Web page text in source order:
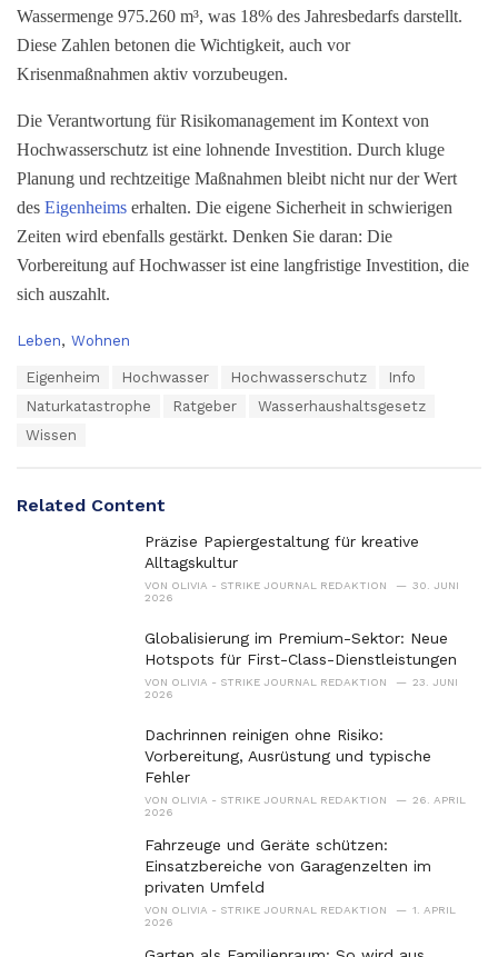
Wassermenge 975.260 m³, was 18% des Jahresbedarfs darstellt.
Diese Zahlen betonen die Wichtigkeit, auch vor
Krisenmaßnahmen aktiv vorzubeugen.
Die Verantwortung für Risikomanagement im Kontext von
Hochwasserschutz ist eine lohnende Investition. Durch kluge
Planung und rechtzeitige Maßnahmen bleibt nicht nur der Wert
des Eigenheims erhalten. Die eigene Sicherheit in schwierigen
Zeiten wird ebenfalls gestärkt. Denken Sie daran: Die
Vorbereitung auf Hochwasser ist eine langfristige Investition, die
sich auszahlt.
C
e
Leben, Wohnen
Eigenheim Hochwasser Hochwasserschutz
Info
Naturkatastrophe
Ratgeber
Wasserhaushaltsgesetz
Wissen
Related Content
Präzise Papiergestaltung für kreative
Alltagskultur
VON OLIVIA - STRIKE JOURNAL REDAKTION
30. JUNI
2026
Globalisierung im Premium-Sektor: Neue
Hotspots für First-Class-Dienstleistungen
VON OLIVIA - STRIKE JOURNAL REDAKTION
23. JUNI
2026
Dachrinnen reinigen ohne Risiko:
Vorbereitung, Ausrüstung und typische
Fehler
VON OLIVIA - STRIKE JOURNAL REDAKTION
26. APRIL
2026
Fahrzeuge und Geräte schützen:
Einsatzbereiche von Garagenzelten im
privaten Umfeld
VON OLIVIA - STRIKE JOURNAL REDAKTION
1. APRIL
2026